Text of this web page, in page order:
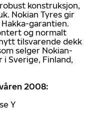
konstruksjon,
Nokian Tyres gir
garantien.
og normalt
tilsvarende dekk
selger Nokian-
Sverige, Finland,
2008:
Y